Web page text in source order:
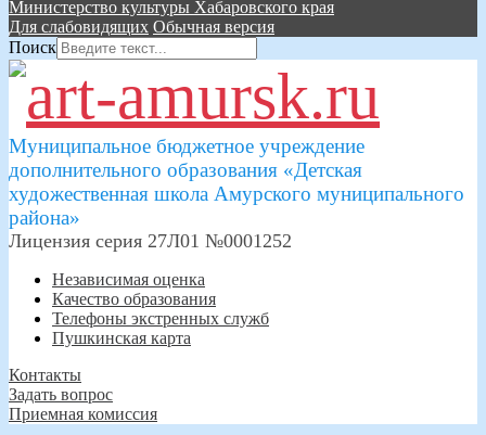
Министерство культуры Хабаровского края
Для слабовидящих Обычная версия
Поиск
Муниципальное бюджетное учреждение
дополнительного образования «Детская
художественная школа Амурского муниципального
района»
Лицензия серия 27Л01 №0001252
Независимая оценка
Качество образования
Телефоны экстренных служб
Пушкинская карта
Контакты
Задать вопрос
Приемная комиссия